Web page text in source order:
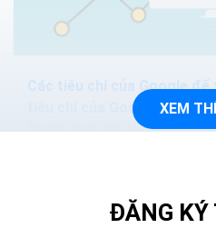
Các tiêu chí của Google để
tiêu chí của Google
Thuật toán tìm kiếm của
XEM
ĐĂNG KÝ